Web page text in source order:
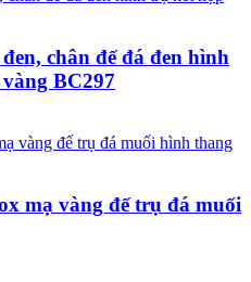
chân đế đá đen hình
BC297
mạ vàng đế trụ đá muối